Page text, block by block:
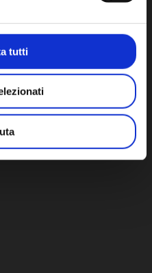
tutti
PRODOTTI E SERVIZI
AM PRODUCTION
AM DISTRIBUTION
AM SERVICE
CONDIZIONI GENERALI